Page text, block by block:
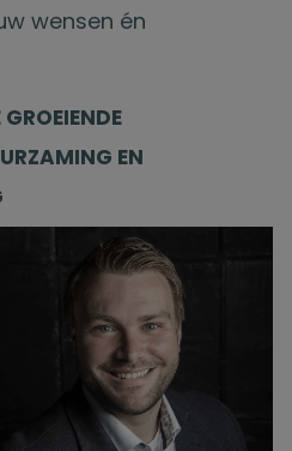
wensen én
EN